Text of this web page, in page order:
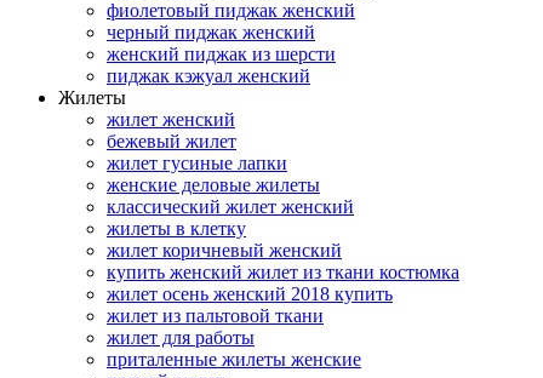
фиолетовый пиджак женский
черный пиджак женский
женский пиджак из шерсти
пиджак кэжуал женский
Жилеты
жилет женский
бежевый жилет
жилет гусиные лапки
женские деловые жилеты
классический жилет женский
жилеты в клетку
жилет коричневый женский
купить женский жилет из ткани костюмка
жилет осень женский 2018 купить
жилет из пальтовой ткани
жилет для работы
приталенные жилеты женские